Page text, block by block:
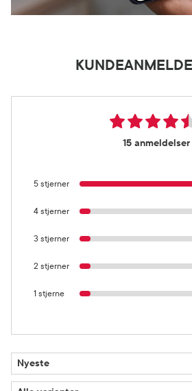
15 anmeldelser
5 stjerner
4 stjerner
3 stjerner
2 stjerner
1 stjerne